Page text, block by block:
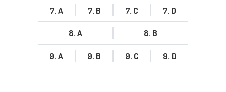
7. A 7. B 7. C 7. D
8. A 8. B
9. A 9. B 9. C 9. D